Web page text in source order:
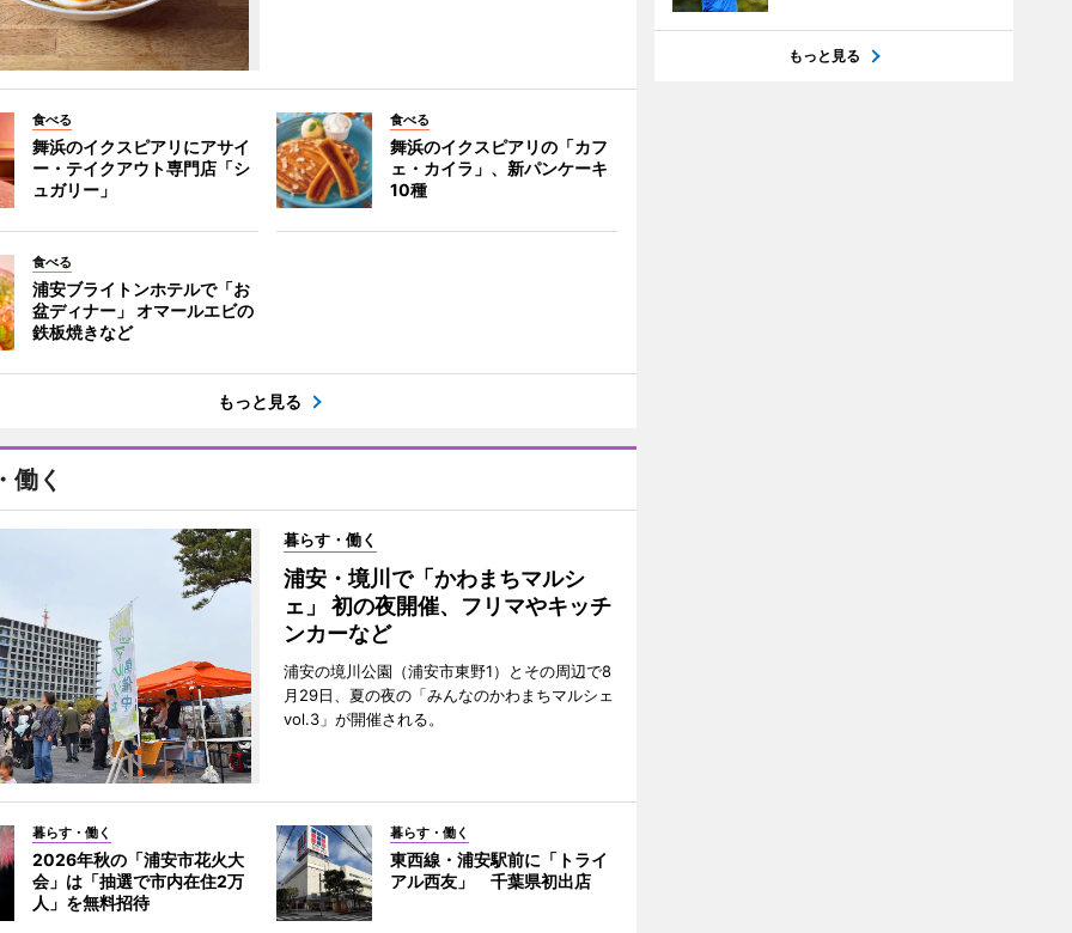
食べる
舞浜のイクスピアリにアサイ
ー・テイクアウト専門店「シ
ュガリー」
食べる
舞浜のイクスピアリの「カフ
ェ・カイラ」、新パンケーキ
10種
食べる
浦安ブライトンホテルで「お
盆ディナー」 オマールエビの
鉄板焼きなど
もっと見る
働く
暮らす・働く
浦安・境川で「かわまちマルシ
ェ」 初の夜開催、フリマやキッチ
ンカーなど
浦安の境川公園（浦安市東野1）とその周辺で8
月29日、夏の夜の「みんなのかわまちマルシェ
vol.3」が開催される。
暮らす・働く
2026年秋の「浦安市花火大
会」は「抽選で市内在住2万
人」を無料招待
暮らす・働く
東西線・浦安駅前に「トライ
アル西友」 千葉県初出店
もっと見る